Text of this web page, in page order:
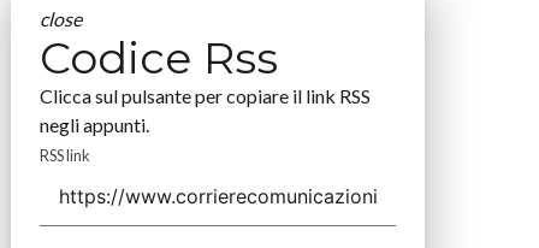
close
Codice Rss
Clicca sul pulsante per copiare il link RSS
negli appunti.
RSS link